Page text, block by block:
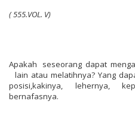
(555.VOL. V)
Apakah seseorang dapat
lain atau melatihnya? Yang
posisi,kakinya, lehernya,
bernafasnya.